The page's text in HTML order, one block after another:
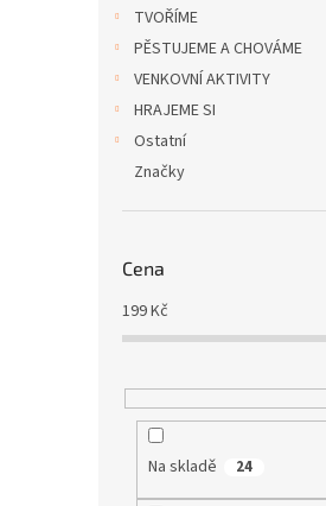
TVOŘÍME
PĚSTUJEME A CHOVÁME
VENKOVNÍ AKTIVITY
HRAJEME SI
Ostatní
Značky
Cena
199Kč
Na skladě 24